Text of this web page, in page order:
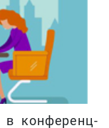
в конференц-